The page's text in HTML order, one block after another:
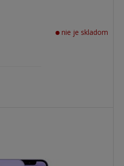
nie je skladom